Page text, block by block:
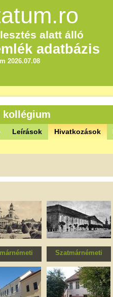
alatt álló
adatbázis
2026.07.08
kollégium
Leírások Hivatkozások
katolikus
Szatmárnémeti
Római katolikus
püspöki palota